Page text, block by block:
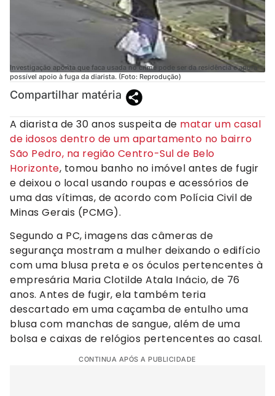
Investigação aponta que faca usada no crime pode ser da residência e apura
possível apoio à fuga da diarista. (Foto: Reprodução)
Compartilhar matéria
A diarista de 30 anos suspeita de matar um casal
de idosos dentro de um apartamento no bairro
São Pedro, na região Centro-Sul de Belo
Horizonte, tomou banho no imóvel antes de fugir
e deixou o local usando roupas e acessórios de
uma das vítimas, de acordo com Polícia Civil de
Minas Gerais (PCMG).
Segundo a PC, imagens das câmeras de
segurança mostram a mulher deixando o edifício
com uma blusa preta e os óculos pertencentes à
empresária Maria Clotilde Atala Inácio, de 76
anos. Antes de fugir, ela também teria
descartado em uma caçamba de entulho uma
blusa com manchas de sangue, além de uma
bolsa e caixas de relógios pertencentes ao casal.
CONTINUA APÓS A PUBLICIDADE